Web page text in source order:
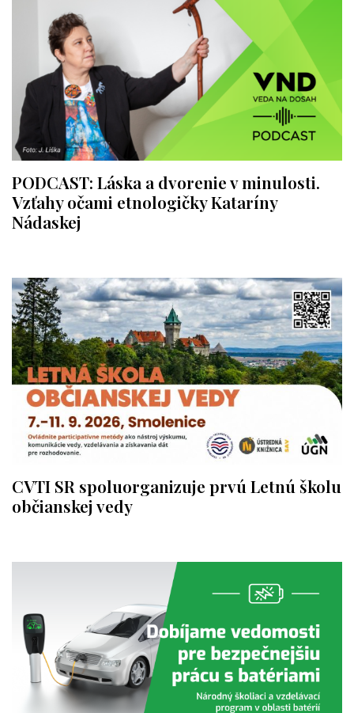
PODCAST: Láska a dvorenie v minulosti.
Vzťahy očami etnologičky Kataríny
Nádaskej
CVTI SR spoluorganizuje prvú Letnú školu
občianskej vedy